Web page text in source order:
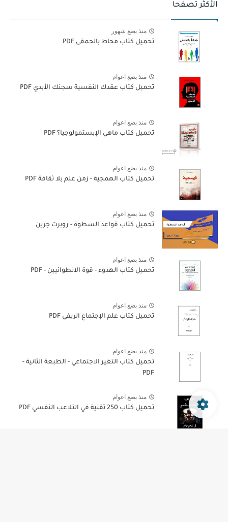
الأكثر تصفحا
منذ بضع شهور
تحميل كتاب محاط بالحمقى PDF
منذ بضع اعوام
تحميل كتاب عقدك النفسية سجنك الأبدي PDF
منذ بضع اعوام
تحميل كتاب ماهي الإبستمولوجيا؟ PDF
منذ بضع اعوام
تحميل كتاب الهمجية - زمن علم بلا ثقافة PDF
منذ بضع اعوام
تحميل كتاب قواعد السطوة - روبرت جرين
منذ بضع اعوام
تحميل كتاب الهدوء - قوة الانطوائيين - PDF
منذ بضع اعوام
تحميل كتاب علم الإجتماع الريفي PDF
منذ بضع اعوام
تحميل كتاب التغير الاجتماعي - الطبعة الثانية -
PDF
منذ بضع اعوام
تحميل كتاب 250 تقنية في التلاعب النفسي PDF